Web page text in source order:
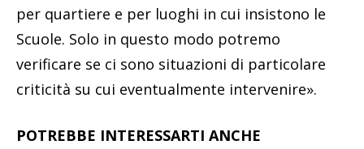
per quartiere e per luoghi in cui insistono le
Scuole. Solo in questo modo potremo
verificare se ci sono situazioni di particolare
criticità su cui eventualmente intervenire».
POTREBBE INTERESSARTI ANCHE